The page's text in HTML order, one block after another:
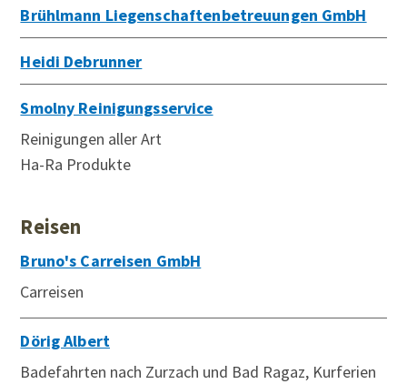
Brühlmann Liegenschaftenbetreuungen GmbH
Heidi Debrunner
Smolny Reinigungsservice
Reinigungen aller Art
Ha-Ra Produkte
Reisen
Bruno's Carreisen GmbH
Carreisen
Dörig Albert
Badefahrten nach Zurzach und Bad Ragaz, Kurferien